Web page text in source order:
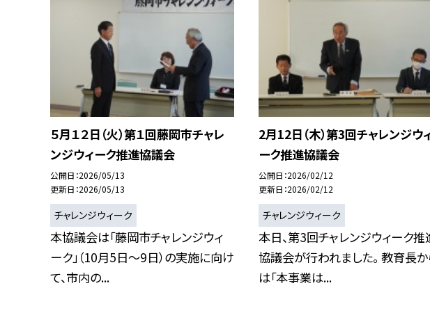
５月１２日（火）第１回藤岡市チャレ
ンジウィーク推進協議会
公開日 2026/05/13
更新日 2026/05/13
チャレンジウィーク
本協議会は「藤岡市チャレンジウィ
ーク」（10月5日～9日）の実施に向け
て、市内の...
2月12日（木）第3回チャレンジウ
ーク推進協議会
公開日 2026/02/12
更新日 2026/02/12
チャレンジウィーク
本日、第3回チャレンジウィーク推
協議会が行われました。 教育長か
は「本事業は...